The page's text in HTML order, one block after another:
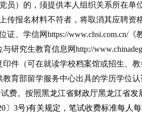
员）的，须提供本人组织关系所在单
传报名材料不符者 ，将取消其应聘资
证、学信网https://www.chsi.com.cn/
究生教育信息网http://
件（可在就读学校档案馆或招生、
育部留学服务中心出具的学历学位认
费。 按照黑龙江省财政厅黑龙江省
〕 3号)有关规定，笔试收费标准每人